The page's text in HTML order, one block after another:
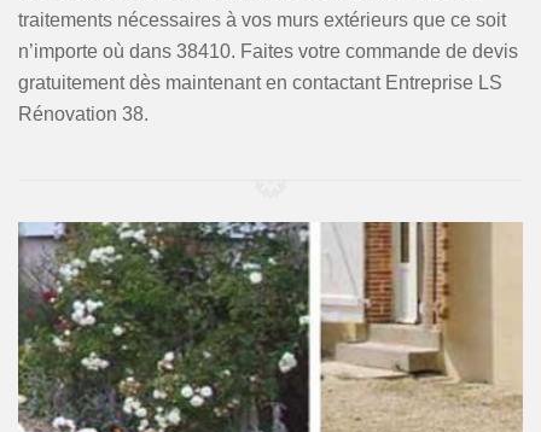
traitements nécessaires à vos murs extérieurs que ce soit
n’importe où dans 38410. Faites votre commande de devis
gratuitement dès maintenant en contactant Entreprise LS
Rénovation 38.